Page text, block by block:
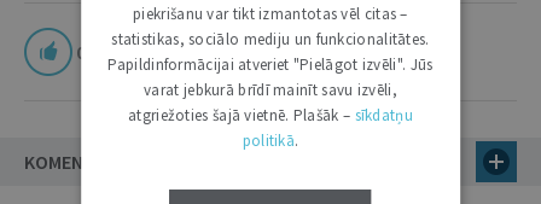
0
KOMENTĀRI
piekrišanu var tikt izmantotas vēl citas –
statistikas, sociālo mediju un funkcionalitātes.
Papildinformācijai atveriet "Pielāgot izvēli". Jūs
varat jebkurā brīdī mainīt savu izvēli,
atgriežoties šajā vietnē. Plašāk – sīkdatņu
politikā.